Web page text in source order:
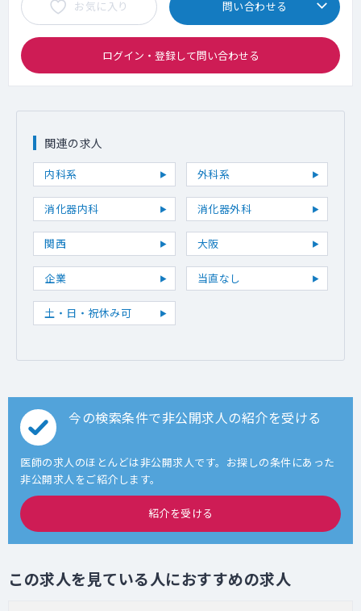
お気に入り 問い合わせる
ログイン・登録して問い合わせる
関連の求人
内科系 外科系
消化器内科 消化器外科
関西 大阪
企業 当直なし
土・日・祝休み可
今の検索条件で非公開求人の紹介を受ける
医師の求人のほとんどは非公開求人です。お探しの条件にあった
非公開求人をご紹介します。
紹介を受ける
この求人を見ている人におすすめの求人